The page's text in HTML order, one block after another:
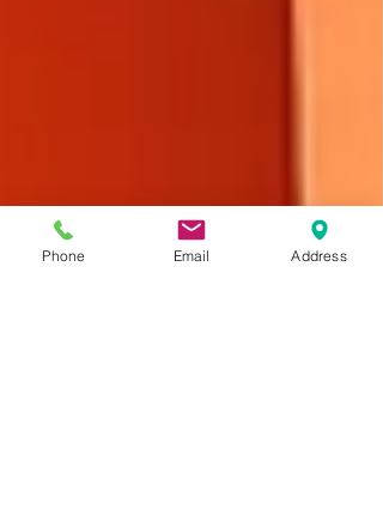
Phone Email Address